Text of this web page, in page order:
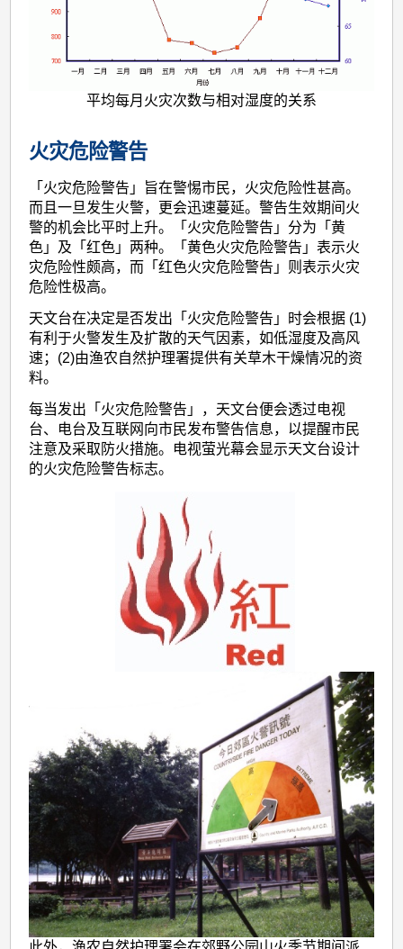
平均每月火灾次数与相对湿度的关系
火灾危险警告
「火灾危险警告」旨在警惕市民，火灾危险性甚高。
而且一旦发生火警，更会迅速蔓延。警告生效期间火
警的机会比平时上升。「火灾危险警告」分为「黄
色」及「红色」两种。「黄色火灾危险警告」表示火
灾危险性颇高，而「红色火灾危险警告」则表示火灾
危险性极高。
天文台在决定是否发出「火灾危险警告」时会根据 (1)
有利于火警发生及扩散的天气因素，如低湿度及高风
速；(2)由渔农自然护理署提供有关草木干燥情况的资
料。
每当发出「火灾危险警告」，天文台便会透过电视
台、电台及互联网向市民发布警告信息，以提醒市民
注意及采取防火措施。电视萤光幕会显示天文台设计
的火灾危险警告标志。